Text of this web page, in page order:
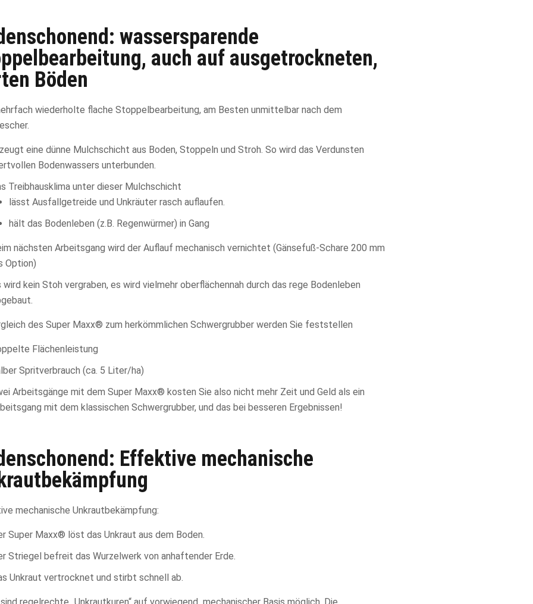
wassersparende
auch auf ausgetrockneten,
Böden
wiederholte flache Stoppelbearbeitung, am Besten unmittelbar nach dem
eine dünne Mulchschicht aus Boden, Stoppeln und Stroh. So wird das Verdunsten
Bodenwassers unterbunden.
Treibhausklima unter dieser Mulchschicht
lässt Ausfallgetreide und Unkräuter rasch auflaufen.
hält das Bodenleben (z.B. Regenwürmer) in Gang
nächsten Arbeitsgang wird der Auflauf mechanisch vernichtet (Gänsefuß-Schare 200 mm
Option)
wird kein Stoh vergraben, es wird vielmehr oberflächennah durch das rege Bodenleben
des Super Maxx® zum herkömmlichen Schwergrubber werden Sie feststellen
Flächenleistung
Spritverbrauch (ca. 5 Liter/ha)
Arbeitsgänge mit dem Super Maxx® kosten Sie also nicht mehr Zeit und Geld als ein
mit dem klassischen Schwergrubber, und das bei besseren Ergebnissen!
Effektive mechanische
mechanische Unkrautbekämpfung:
Super Maxx® löst das Unkraut aus dem Boden.
Striegel befreit das Wurzelwerk von anhaftender Erde.
Unkraut vertrocknet und stirbt schnell ab.